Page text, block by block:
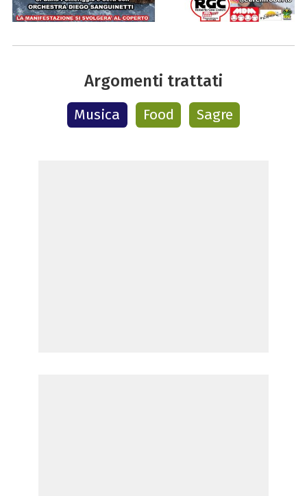
Argomenti trattati
Musica Food Sagre